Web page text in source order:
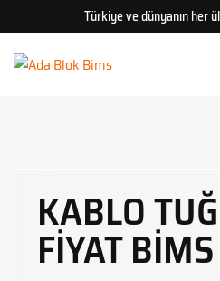
Türkiye ve dünyanın her
KABLO
FIYAT BIMS